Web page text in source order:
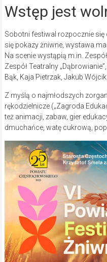
Wstęp jest
Sobotni festiwal rozpocznie się
się pokazy żniwne, wystawa
Na scenie wystąpią m.in.
Zespół Teatralny
Bąk, Kaja Pietrzak, Jakub
Z myślą o najmłodszych
rękodzielnicze („Zagroda
też animacji, zabaw, gier
dmuchańce, watę cukrową,